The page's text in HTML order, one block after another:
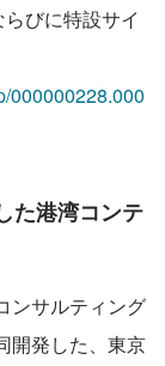
びに特設サイ
000000228.000
た港湾コンテ
ンサルティング
開発した、東京